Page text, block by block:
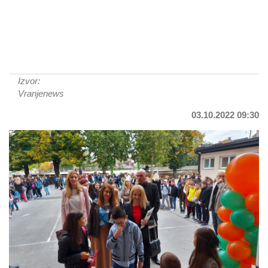
Izvor:
Vranjenews
03.10.2022 09:30